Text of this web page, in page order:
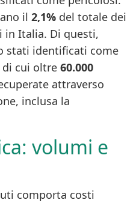
il 2,1% del totale dei
Italia. Di questi,
stati identificati come
cui oltre 60.000
attraverso
inclusa la
volumi e
comporta costi